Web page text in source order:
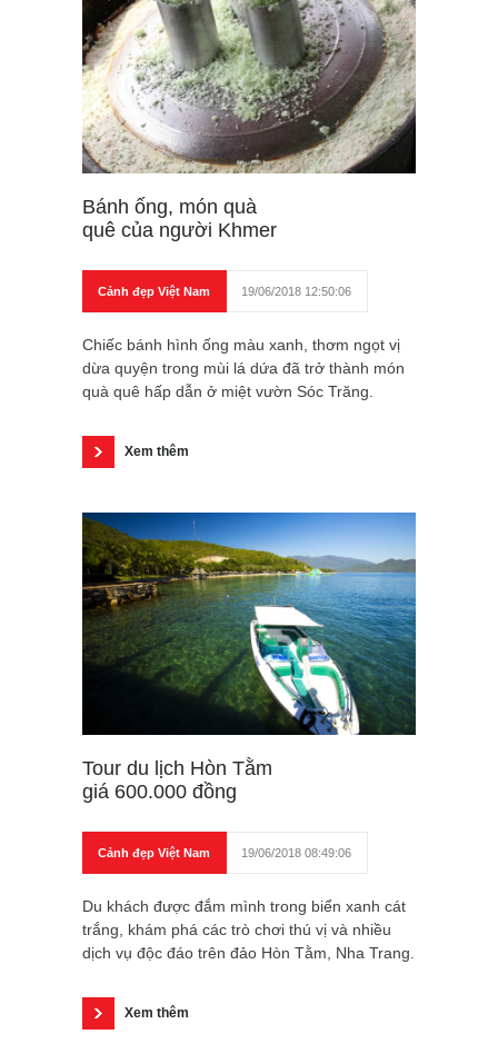
Bánh ống, món quà
quê của người Khmer
Cảnh đẹp Việt Nam 19/06/2018 12:50:06
Chiếc bánh hình ống màu xanh, thơm ngọt vị
dừa quyện trong mùi lá dứa đã trở thành món
quà quê hấp dẫn ở miệt vườn Sóc Trăng.
Xem thêm
Tour du lịch Hòn Tằm
giá 600.000 đồng
Cảnh đẹp Việt Nam 19/06/2018 08:49:06
Du khách được đắm mình trong biển xanh cát
trắng, khám phá các trò chơi thú vị và nhiều
dịch vụ độc đáo trên đảo Hòn Tằm, Nha Trang.
Xem thêm